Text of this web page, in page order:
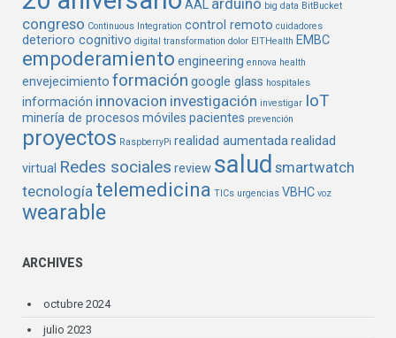
AAL arduino big data BitBucket
congreso Continuous Integration control remoto cuidadores
deterioro cognitivo digital transformation dolor EITHealth EMBC
empoderamiento engineering ennova health
envejecimiento formación google glass hospitales
información innovacion investigación investigar IoT
minería de procesos móviles pacientes prevención
proyectos RaspberryPi realidad aumentadarealidad
virtual Redes sociales review salud smartwatch
tecnología telemedicina TICs urgencias VBHC voz
wearable
ARCHIVES
octubre 2024
julio 2023